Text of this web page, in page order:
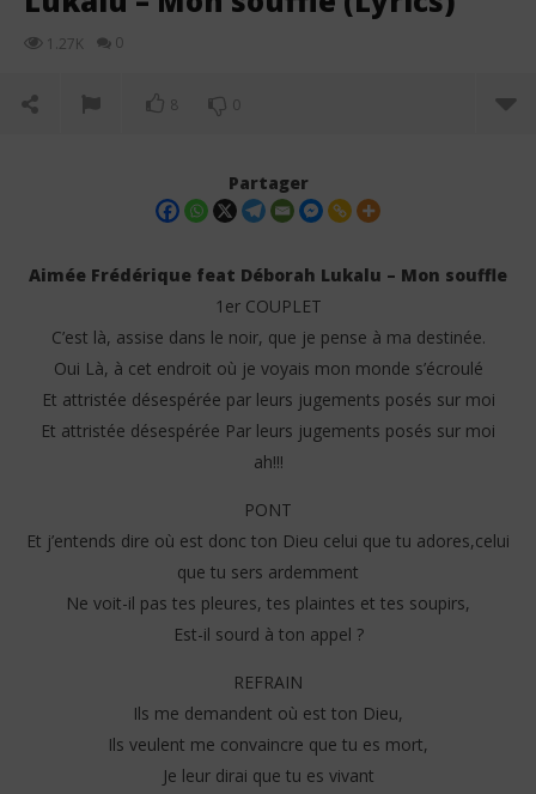
1.27K 0
8 0
NOW VIEWING
Aimée Frédérique feat Déborah Lukalu – Mon
souffle (Lyrics)
2025
Partager
Aimée Frédérique feat Déborah Lukalu – Mon souffle
1er COUPLET
C’est là, assise dans le noir, que je pense à ma destinée.
Oui Là, à cet endroit où je voyais mon monde s’écroulé
Et attristée désespérée par leurs jugements posés sur moi
Et attristée désespérée Par leurs jugements posés sur moi
ah!!!
PONT
Et j’entends dire où est donc ton Dieu celui que tu adores,celui
que tu sers ardemment
Ne voit-il pas tes pleures, tes plaintes et tes soupirs,
Est-il sourd à ton appel ?
REFRAIN
Ils me demandent où est ton Dieu,
Ils veulent me convaincre que tu es mort,
Je leur dirai que tu es vivant